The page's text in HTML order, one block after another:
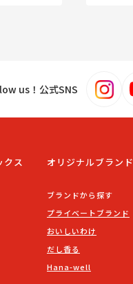
us！公式SNS
クス オリジナルブランド
ブランドから探す
プライベートブランド
おいしいわけ
だし香る
Hana-well